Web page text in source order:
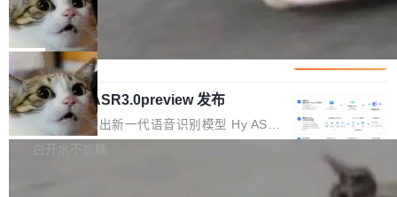
件之中，形成高度复杂的知识关联网络。传统的
代码检索手段（如关键词匹配、目录遍历）仅能
在语法层面完成文本定位，难以触及代码的语义
内涵与结构关联，导致开发者使用代码智能体在
理解大规模代码仓时面临显著"代码仓理解"瓶
颈。 代码仓深度理解服务（以下简称" CodeBas
e深度理解服务"）是华为云码道（CodeA...
数据。 王某2024年1月入职东城区某科技公司AI
短剧部门，有互联网大厂背景。在公司内部架构
调整期间，部门三次通知全员将数据从A集群迁
移到B集群，王某都回复了"收到"。 他没有迁移
数据。2024年9月3日下午4点，他使用此前登录
的账号密码进入A集群，输入了一条被程序员圈
称为"删库跑路"的命令——最高管理员权限、无
Cloudflare 分享推理优化实践：KV ca
che 量化 + 权重压缩，吞吐量提升 4
1%，成本降 30%
Kimi 和 GLM 是当前最强的大模型系列之一，但
它们有一个共同的问题：太吃显存了。月之暗面
的 Kimi K 系列和智谱的 GLM 都是长上下文、M
oE 架构的大模型，好用到让人上瘾，但 GPU 显
存永远不够用。 Cloudflare 的 Workers AI 团队
一直在跑这些模型的推理。他们在官方博客上发
局
腾讯混元 Hy ASR3.0preview 发布
腾讯混元正式推出新一代语音识别模型 Hy ASR
3.0preview。基于最新一代大语言模型 Hy3 的
白开水不加糖